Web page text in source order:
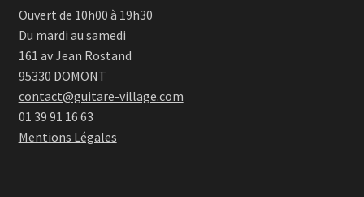
Ouvert de 10h00 à 19h30
Du mardi au samedi
161 av Jean Rostand
95330 DOMONT
contact@guitare-village.com
01 39 91 16 63
Mentions Légales